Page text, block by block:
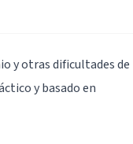
y otras dificultades de
y basado en